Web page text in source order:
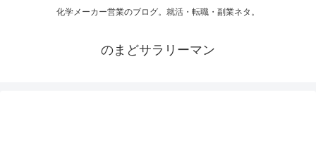
化学メーカー営業のブログ。就活・転職・副業ネタ。
のまどサラリーマン